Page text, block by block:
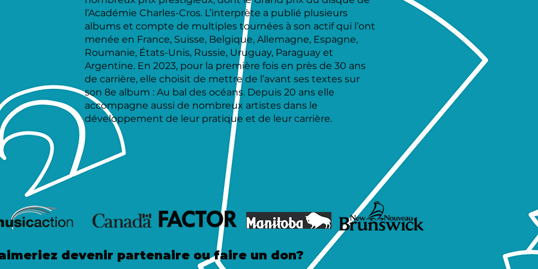
l’Académie Charles-Cros. L’interprète a publié plusieurs
albums et compte de multiples tournées à son actif qui l’ont
menée en France, Suisse, Belgique, Allemagne, Espagne,
Roumanie, États-Unis, Russie, Uruguay, Paraguay et
Argentine. En 2023, pour la première fois en près de 30 ans
de carrière, elle choisit de mettre de l’avant ses textes sur
son 8e album : Au bal des océans. Depuis 20 ans elle
accompagne aussi de nombreux artistes dans le
développement de leur pratique et de leur carrière.
devenir partenaire ou faire un don?